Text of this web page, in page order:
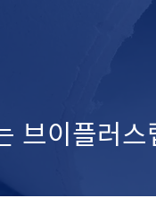
브이플러스